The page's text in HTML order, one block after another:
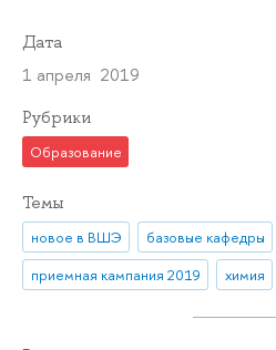
Дата
1 апреля 2019
Рубрики
Образование
Темы
новое в ВШЭ базовые кафедры
приемная кампания 2019
химия